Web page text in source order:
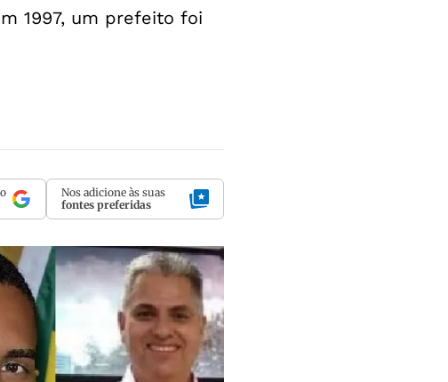
1997, um prefeito foi
Nos adicione às suas
fontes preferidas